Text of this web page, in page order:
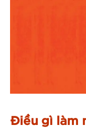
Điều gì làm